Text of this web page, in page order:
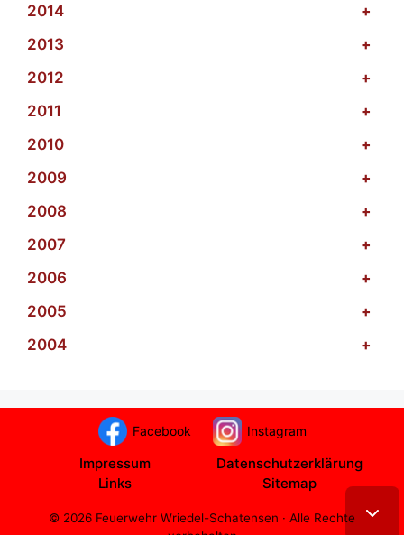
2014
+
2013
+
2012
+
2011
+
2010
+
2009
+
2008
+
2007
+
2006
+
2005
+
2004
+
Facebook Instagram
Impressum
Datenschutzerklärung
Links
Sitemap
© 2026 Feuerwehr Wriedel-Schatensen · Alle Rechte